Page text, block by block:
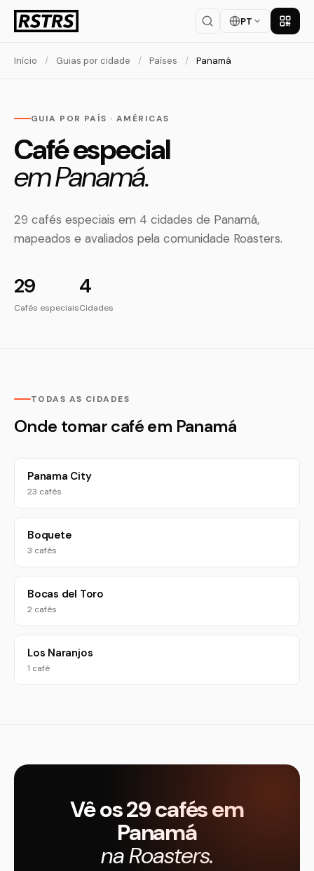
PT Baixar
Início / Guias por cidade / Países / Panamá
GUIA POR PAÍS · AMÉRICAS
Café especial
em Panamá.
29 cafés especiais em 4 cidades de Panamá,
mapeados e avaliados pela comunidade Roasters.
29
Cafés especiais
4
Cidades
TODAS AS CIDADES
Onde tomar café em Panamá
Panama City
23 cafés
Boquete
3 cafés
Bocas del Toro
2 cafés
Los Naranjos
1 café
Vê os 29 cafés em
Panamá
na Roasters.